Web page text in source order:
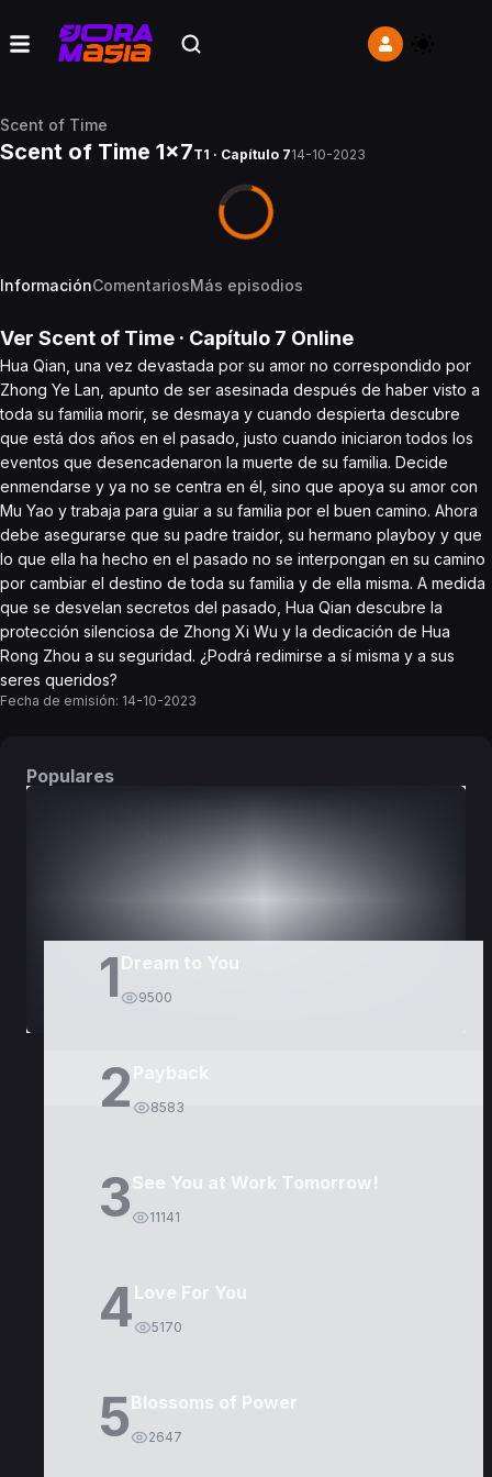
Scent of Time
Scent of Time 1x7T1 · Capítulo 714-10-2023
InformaciónComentariosMás episodios
Ver Scent of Time · Capítulo 7 Online
Hua Qian, una vez devastada por su amor no correspondido por
Zhong Ye Lan, apunto de ser asesinada después de haber visto a
toda su familia morir, se desmaya y cuando despierta descubre
que está dos años en el pasado, justo cuando iniciaron todos los
eventos que desencadenaron la muerte de su familia. Decide
enmendarse y ya no se centra en él, sino que apoya su amor con
Mu Yao y trabaja para guiar a su familia por el buen camino. Ahora
debe asegurarse que su padre traidor, su hermano playboy y que
lo que ella ha hecho en el pasado no se interpongan en su camino
por cambiar el destino de toda su familia y de ella misma. A medida
que se desvelan secretos del pasado, Hua Qian descubre la
protección silenciosa de Zhong Xi Wu y la dedicación de Hua
Rong Zhou a su seguridad. ¿Podrá redimirse a sí misma y a sus
seres queridos?
Fecha de emisión: 14-10-2023
Populares
1 Dream to You
9500
2 8583
3See You at Work Tomorrow!
11141
4Love For You
5170
5Blossoms of Power
2647